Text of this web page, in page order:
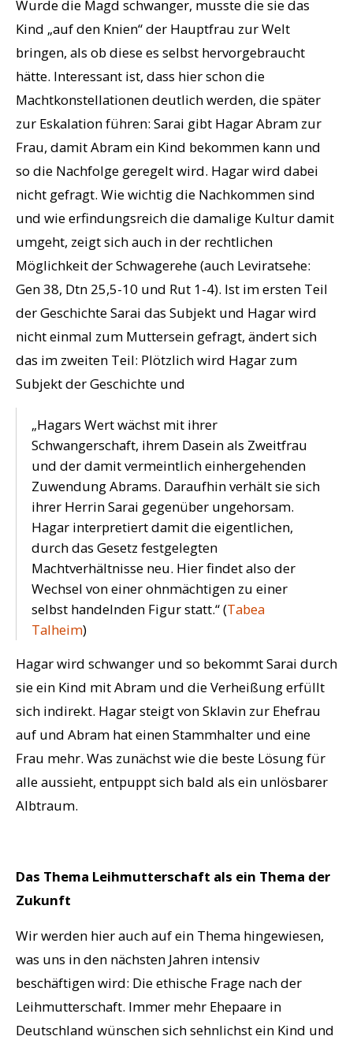
Wurde die Magd schwanger, musste die sie das
Kind „auf den Knien“ der Hauptfrau zur Welt
bringen, als ob diese es selbst hervorgebraucht
hätte. Interessant ist, dass hier schon die
Machtkonstellationen deutlich werden, die später
zur Eskalation führen: Sarai gibt Hagar Abram zur
Frau, damit Abram ein Kind bekommen kann und
so die Nachfolge geregelt wird. Hagar wird dabei
nicht gefragt. Wie wichtig die Nachkommen sind
und wie erfindungsreich die damalige Kultur damit
umgeht, zeigt sich auch in der rechtlichen
Möglichkeit der Schwagerehe (auch Leviratsehe:
Gen 38, Dtn 25,5-10 und Rut 1-4). Ist im ersten Teil
der Geschichte Sarai das Subjekt und Hagar wird
nicht einmal zum Muttersein gefragt, ändert sich
das im zweiten Teil: Plötzlich wird Hagar zum
Subjekt der Geschichte und
„Hagars Wert wächst mit ihrer
Schwangerschaft, ihrem Dasein als Zweitfrau
und der damit vermeintlich einhergehenden
Zuwendung Abrams. Daraufhin verhält sie sich
ihrer Herrin Sarai gegenüber ungehorsam.
Hagar interpretiert damit die eigentlichen,
durch das Gesetz festgelegten
Machtverhältnisse neu. Hier findet also der
Wechsel von einer ohnmächtigen zu einer
selbst handelnden Figur statt.“ (Tabea
Talheim)
Hagar wird schwanger und so bekommt Sarai durch
sie ein Kind mit Abram und die Verheißung erfüllt
sich indirekt. Hagar steigt von Sklavin zur Ehefrau
auf und Abram hat einen Stammhalter und eine
Frau mehr. Was zunächst wie die beste Lösung für
alle aussieht, entpuppt sich bald als ein unlösbarer
Albtraum.
Das Thema Leihmutterschaft als ein Thema der
Zukunft
Wir werden hier auch auf ein Thema hingewiesen,
was uns in den nächsten Jahren intensiv
beschäftigen wird: Die ethische Frage nach der
Leihmutterschaft. Immer mehr Ehepaare in
Deutschland wünschen sich sehnlichst ein Kind und